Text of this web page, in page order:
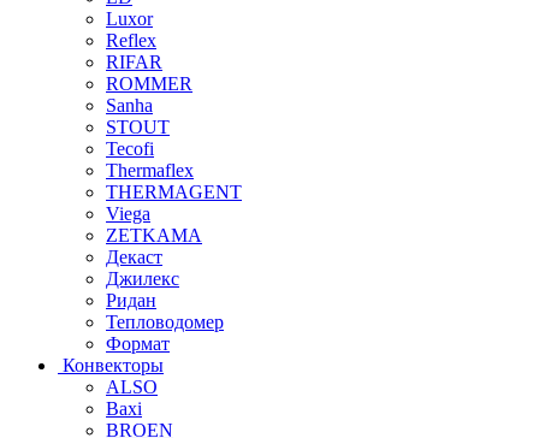
Luxor
Reflex
RIFAR
ROMMER
Sanha
STOUT
Tecofi
Thermaflex
THERMAGENT
Viega
ZETKAMA
Декаст
Джилекс
Ридан
Тепловодомер
Формат
Конвекторы
ALSO
Baxi
BROEN